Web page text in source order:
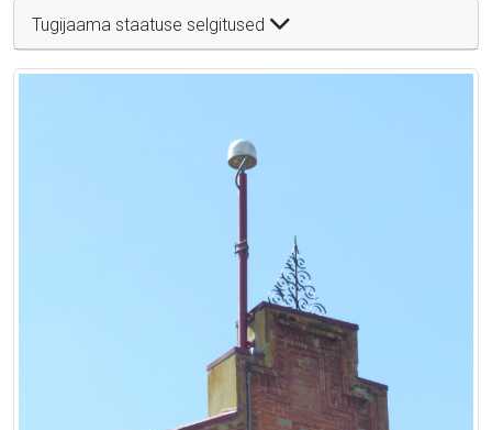
Tugijaama staatuse selgitused